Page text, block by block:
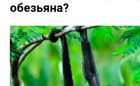
обезьяна?